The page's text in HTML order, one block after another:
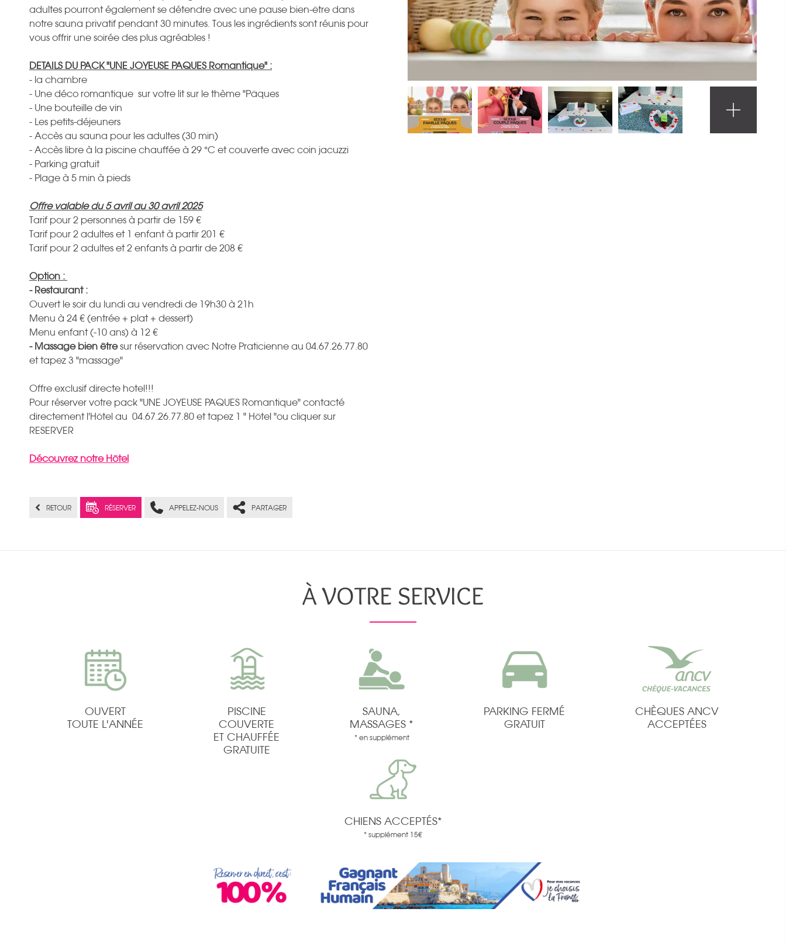
adultes pourront également se détendre avec une pause bien-être dans
notre sauna privatif pendant 30 minutes. Tous les ingrédients sont réunis pour
vous offrir une soirée des plus agréables !
DETAILS DU PACK "UNE JOYEUSE PAQUES Romantique" :
- la chambre
- Une déco romantique sur votre lit sur le thème "Pâques
- Une bouteille de vin
- Les petits-déjeuners
- Accès au sauna pour les adultes (30 min)
- Accès libre à la piscine chauffée à 29 °C et couverte avec coin jacuzzi
- Parking gratuit
- Plage à 5 min à pieds
Offre valable du 5 avril au 30 avril 2025
Tarif pour 2 personnes à partir de 159 €
Tarif pour 2 adultes et 1 enfant à partir 201 €
Tarif pour 2 adultes et 2 enfants à partir de 208 €
Option :
- Restaurant :
Ouvert le soir du lundi au vendredi de 19h30 à 21h
Menu à 24 € (entrée + plat + dessert)
Menu enfant (-10 ans) à 12 €
- Massage bien êtresur réservation avec Notre Praticienne au 04.67.26.77.80
et tapez 3 "massage"
Offre exclusif directe hotel!!!
Pour réserver votre pack "UNE JOYEUSE PAQUES Romantique" contacté
directement l'Hôtel au 04.67.26.77.80 et tapez 1 " Hôtel "ou cliquer sur
RESERVER
Découvrez notre Hôtel
RETOUR RÉSERVER APPELEZ-NOUS PARTAGER
À VOTRE SERVICE
OUVERT
TOUTE L'ANNÉE
PISCINE
COUVERTE
ET CHAUFFÉE
GRATUITE
SAUNA,
MASSAGES *
* en supplément
PARKING FERMÉ
GRATUIT
CHÈQUES ANCV
ACCEPTÉES
CHIENS ACCEPTÉS*
* supplément 15€